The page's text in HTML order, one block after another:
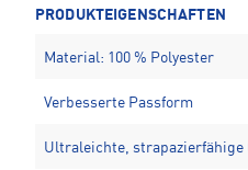
PRODUKTEIGENSCHAFTEN
Material: 100 % Polyester
Verbesserte Passform
Ultraleichte, strapazierfähige